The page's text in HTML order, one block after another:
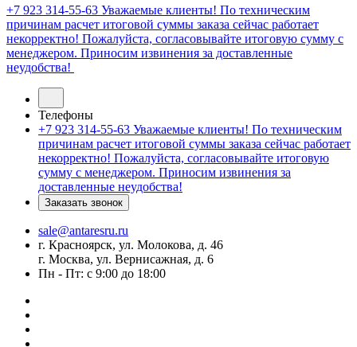
+7 923 314-55-63 Уважаемые клиенты! По техническим
причинам расчет итоговой суммы заказа сейчас работает
некорректно! Пожалуйста, согласовывайте итоговую сумму с
менеджером. Приносим извинения за доставленные
неудобства!
Телефоны
+7 923 314-55-63 Уважаемые клиенты! По техническим
причинам расчет итоговой суммы заказа сейчас работает
некорректно! Пожалуйста, согласовывайте итоговую
сумму с менеджером. Приносим извинения за
доставленные неудобства!
Заказать звонок
sale@antaresru.ru
г. Красноярск, ул. Молокова, д. 46
г. Москва, ул. Вернисажная, д. 6
Пн - Пт: с 9:00 до 18:00